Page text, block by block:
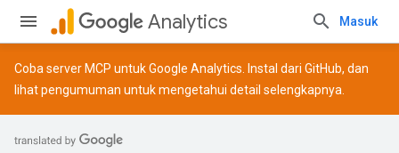
Analytics Masuk
Coba server MCP untuk Google Analytics. Instal dari GitHub, dan
lihatpengumuman untuk mengetahui detail selengkapnya.